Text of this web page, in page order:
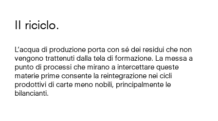
II riciclo.
L’acqua di produzione porta con sé dei residui che non
vengono trattenuti dalla tela di formazione. La messa a
punto di processi che mirano a intercettare queste
materie prime consente la reintegrazione nei cicli
prodottivi di carte meno nobili, principalmente le
bilancianti.